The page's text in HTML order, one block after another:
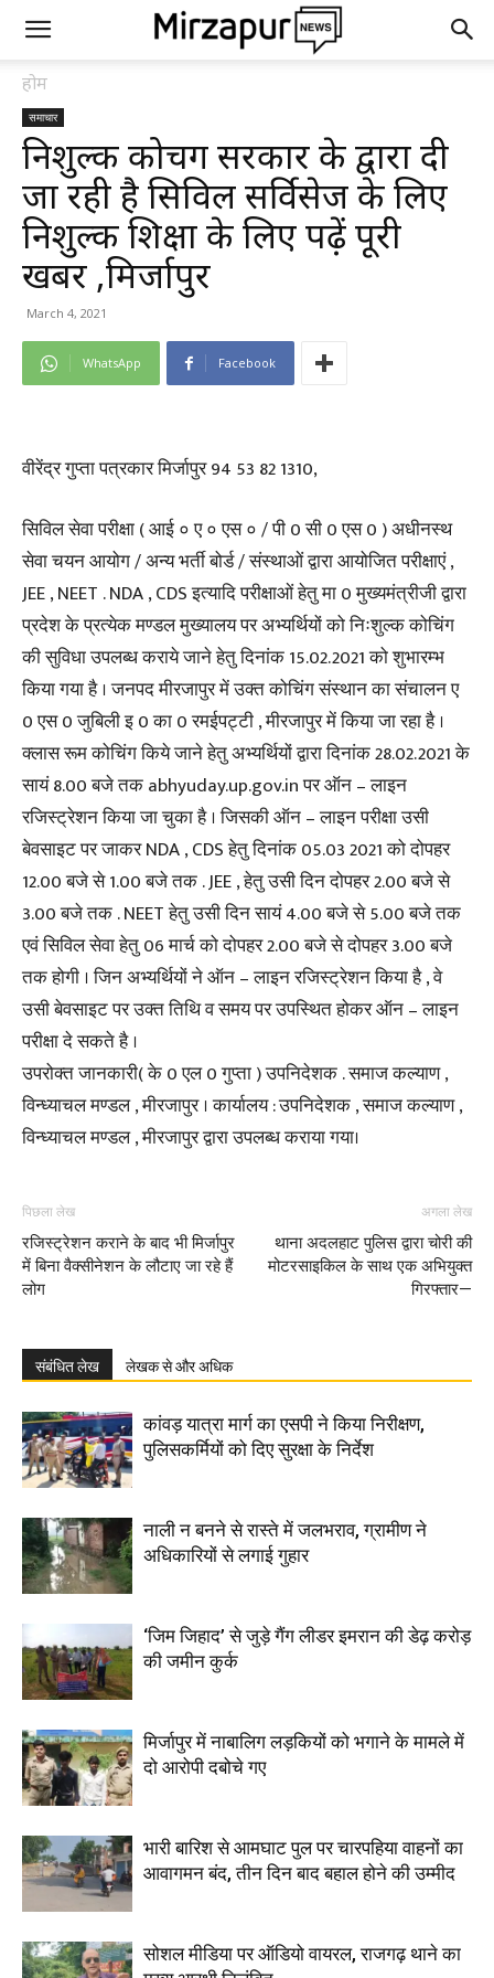
होम
समाचार
निशुल्क कोचिंग सरकार के द्वारा दी
जा रही है सिविल सर्विसेज के लिए
निशुल्क शिक्षा के लिए पढ़ें पूरी
खबर ,मिर्जापुर
March 4, 2021
WhatsApp Facebook
वीरेंद्र गुप्ता पत्रकार मिर्जापुर 94 53 82 1310,
सिविल सेवा परीक्षा ( आई ० ए ० एस ० / पी 0 सी 0 एस 0 ) अधीनस्थ
सेवा चयन आयोग / अन्य भर्ती बोर्ड / संस्थाओं द्वारा आयोजित परीक्षाएं ,
JEE , NEET . NDA , CDS इत्यादि परीक्षाओं हेतु मा 0 मुख्यमंत्रीजी द्वारा
प्रदेश के प्रत्येक मण्डल मुख्यालय पर अभ्यर्थियों को निःशुल्क कोचिंग
की सुविधा उपलब्ध कराये जाने हेतु दिनांक 15.02.2021 को शुभारम्भ
किया गया है । जनपद मीरजापुर में उक्त कोचिंग संस्थान का संचालन ए
0 एस 0 जुबिली इ 0 का 0 रमईपट्टी , मीरजापुर में किया जा रहा है ।
क्लास रूम कोचिंग किये जाने हेतु अभ्यर्थियों द्वारा दिनांक 28.02.2021 के
सायं 8.00 बजे तक abhyuday.up.gov.in पर ऑन – लाइन
रजिस्ट्रेशन किया जा चुका है । जिसकी ऑन – लाइन परीक्षा उसी
बेवसाइट पर जाकर NDA , CDS हेतु दिनांक 05.03 2021 को दोपहर
12.00 बजे से 1.00 बजे तक . JEE , हेतु उसी दिन दोपहर 2.00 बजे से
3.00 बजे तक . NEET हेतु उसी दिन सायं 4.00 बजे से 5.00 बजे तक
एवं सिविल सेवा हेतु 06 मार्च को दोपहर 2.00 बजे से दोपहर 3.00 बजे
तक होगी । जिन अभ्यर्थियों ने ऑन – लाइन रजिस्ट्रेशन किया है , वे
उसी बेवसाइट पर उक्त तिथि व समय पर उपस्थित होकर ऑन – लाइन
परीक्षा दे सकते है ।
उपरोक्त जानकारी( के 0 एल 0 गुप्ता ) उपनिदेशक . समाज कल्याण ,
विन्ध्याचल मण्डल , मीरजापुर । कार्यालय : उपनिदेशक , समाज कल्याण ,
विन्ध्याचल मण्डल , मीरजापुर द्वारा उपलब्ध कराया गया।
पिछला लेख
रजिस्ट्रेशन कराने के बाद भी मिर्जापुर
में बिना वैक्सीनेशन के लौटाए जा रहे हैं
लोग
अगला लेख
थाना अदलहाट पुलिस द्वारा चोरी की
मोटरसाइकिल के साथ एक अभियुक्त
गिरफ्तार—
संबंधित लेख लेखक से और अधिक
कांवड़ यात्रा मार्ग का एसपी ने किया निरीक्षण,
पुलिसकर्मियों को दिए सुरक्षा के निर्देश
नाली न बनने से रास्ते में जलभराव, ग्रामीण ने
अधिकारियों से लगाई गुहार
‘जिम जिहाद’ से जुड़े गैंग लीडर इमरान की डेढ़ करोड़
की जमीन कुर्क
मिर्जापुर में नाबालिग लड़कियों को भगाने के मामले में
दो आरोपी दबोचे गए
भारी बारिश से आमघाट पुल पर चारपहिया वाहनों का
आवागमन बंद, तीन दिन बाद बहाल होने की उम्मीद
सोशल मीडिया पर ऑडियो वायरल, राजगढ़ थाने का